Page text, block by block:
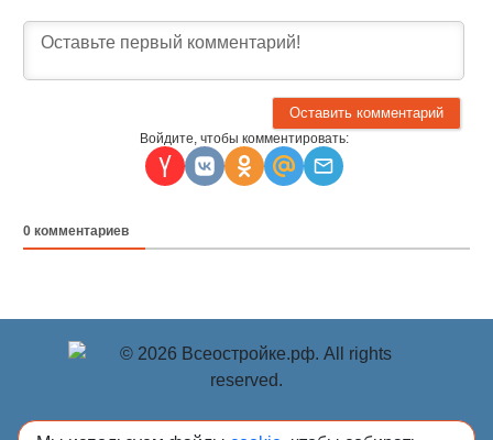
Войдите, чтобы комментировать:
0 комментариев
© Учредитель: Индивидуальный предприниматель